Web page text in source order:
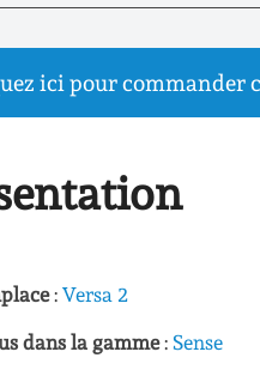
ici pour commander
: Versa 2
dans la gamme: Sense